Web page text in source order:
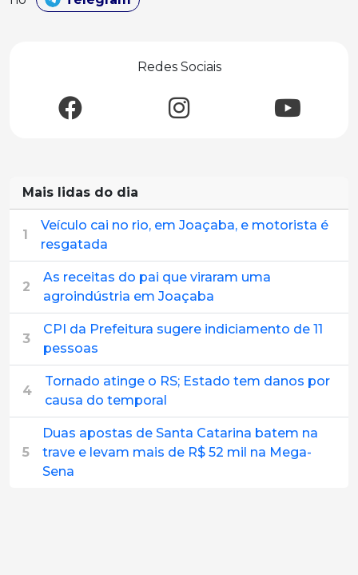
Redes Sociais
Mais lidas do dia
1
Veículo cai no rio, em Joaçaba, e motorista é
resgatada
2
As receitas do pai que viraram uma
agroindústria em Joaçaba
3
CPI da Prefeitura sugere indiciamento de 11
pessoas
4
Tornado atinge o RS; Estado tem danos por
causa do temporal
5
Duas apostas de Santa Catarina batem na
trave e levam mais de R$ 52 mil na Mega-
Sena